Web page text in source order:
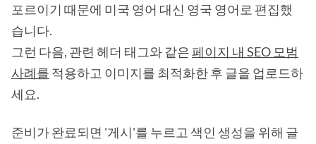
포르이기 때문에 미국 영어 대신 영국 영어로 편집했
습니다.
그런 다음, 관련 헤더 태그와 같은페이지 내 SEO 모범
사례를 적용하고 이미지를 최적화한 후 글을 업로드하
세요.
준비가 완료되면 '게시'를 누르고 색인 생성을 위해 글